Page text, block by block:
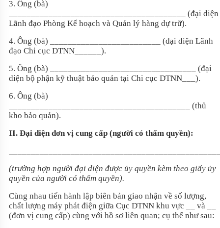
3. Ông (bà)
________________________________________ (đại diện
Lãnh đạo Phòng Kế hoạch và Quản lý hàng dự trữ).
4. Ông (bà) _________________________ (đại diện Lãnh
đạo Chi cục DTNN______).
5. Ông (bà) _________________________________ (đại
diện bộ phận kỹ thuật bảo quản tại Chi cục DTNN___).
6. Ông (bà)
_________________________________________ (thủ
kho bảo quản).
II. Đại diện đơn vị cung cấp (người có thẩm quyền):
(trường hợp người đại diện được ủy quyền kèm theo giấy ủy
quyền của người có thẩm quyền).
Cùng nhau tiến hành lập biên bản giao nhận về số lượng,
chất lượng máy phát điện giữa Cục DTNN khu vực __ và __
(đơn vị cung cấp) cùng với hồ sơ liên quan; cụ thể như sau: